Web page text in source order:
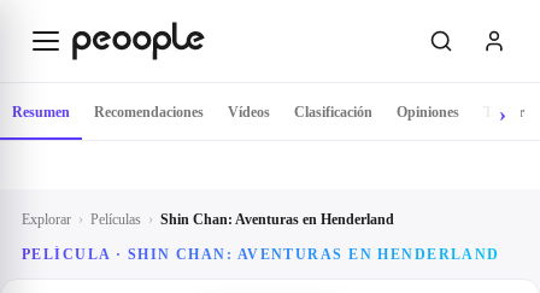
Explorar › Películas › Shin Chan: Aventuras en Henderland
PELÍCULA · SHIN CHAN: AVENTURAS EN HENDERLAND
Resumen Recomendaciones Vídeos Clasificación Opiniones Tráiler